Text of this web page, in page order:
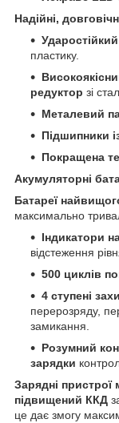
Надійні,
пластику.
редуктор зі
Металевий
Підшипники
Покращена
Акумуляторні
Батареї
максимально
Індикатори
відстеження
500 циклів
4 ступені
перерозряду,
замикання.
Розумний
зарядки
Зарядні
підвищений ККД
це дає змогу